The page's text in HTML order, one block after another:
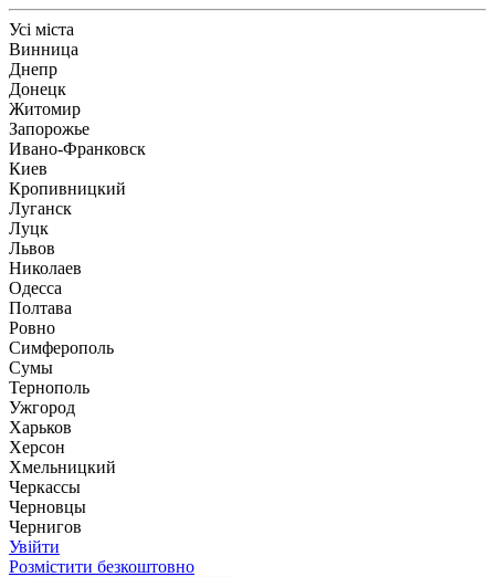
Усі міста
Винница
Днепр
Донецк
Житомир
Запорожье
Ивано-Франковск
Киев
Кропивницкий
Луганск
Луцк
Львов
Николаев
Одесса
Полтава
Ровно
Симферополь
Сумы
Тернополь
Ужгород
Харьков
Херсон
Хмельницкий
Черкассы
Чернoвцы
Чернигов
Увійти
Розмістити безкоштовно